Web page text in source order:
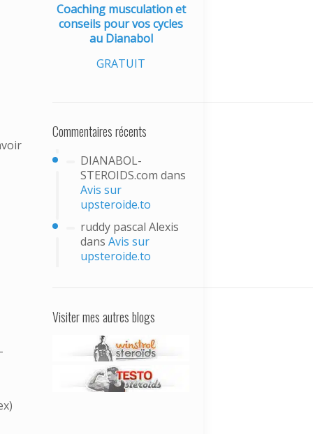
Coaching musculation et
conseils pour vos cycles
au Dianabol
GRATUIT
Commentaires récents
DIANABOL-
STEROIDS.com dans
Avis sur
upsteroide.to
ruddy pascal Alexis
dansAvis sur
upsteroide.to
Visiter mes autres blogs